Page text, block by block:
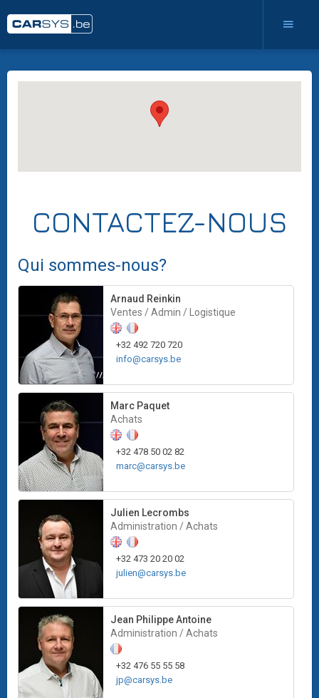
CONTACTEZ-NOUS
Qui sommes-nous?
Arnaud Reinkin
Ventes / Admin / Logistique
+32 492 720 720
info@carsys.be
Marc Paquet
Achats
+32 478 50 02 82
marc@carsys.be
Julien Lecrombs
Administration / Achats
+32 473 20 20 02
julien@carsys.be
Jean Philippe Antoine
Administration / Achats
+32 476 55 55 58
jp@carsys.be